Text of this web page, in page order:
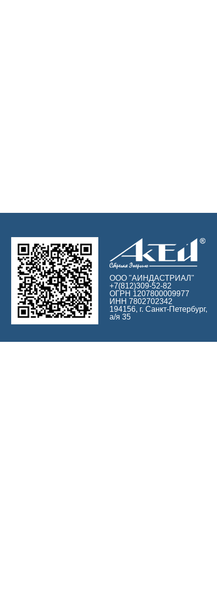
ООО "АИНДАСТРИАЛ"
+7(812)309-52-82
ОГРН 1207800009977
ИНН 7802702342
194156, г. Санкт-Петербург,
а/я 35